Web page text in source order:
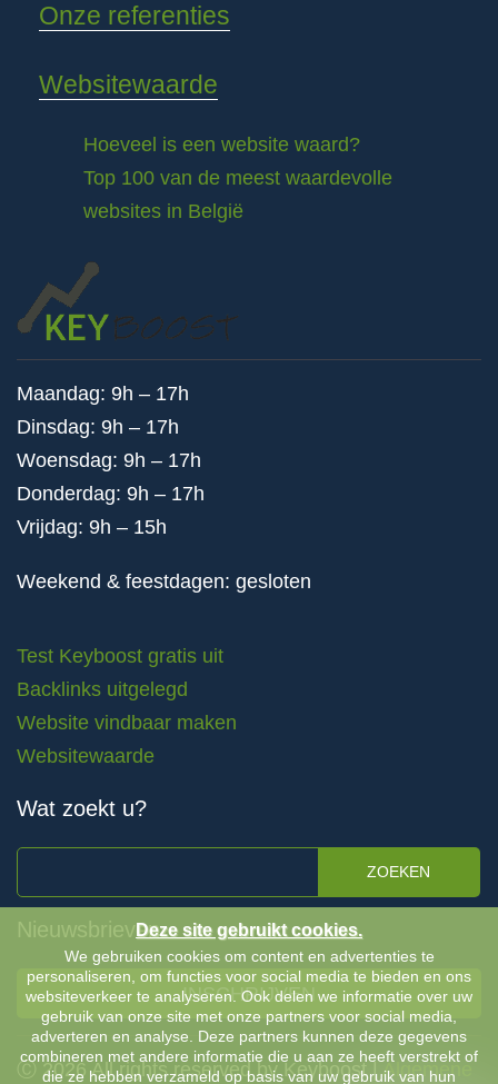
Onze referenties
Websitewaarde
Hoeveel is een website waard?
Top 100 van de meest waardevolle
websites in België
Maandag: 9h – 17h
Dinsdag: 9h – 17h
Woensdag: 9h – 17h
Donderdag: 9h – 17h
Vrijdag: 9h – 15h
Weekend & feestdagen: gesloten
Test Keyboost gratis uit
Backlinks uitgelegd
Website vindbaar maken
Websitewaarde
Wat zoekt u?
ZOEKEN
Nieuwsbrieven
INSCHRIJVEN
Ⓒ 2026 All rights reserved by Keyboost |Algemene
Deze site gebruikt cookies.
We gebruiken cookies om content en advertenties te
personaliseren, om functies voor social media te bieden en ons
websiteverkeer te analyseren. Ook delen we informatie over uw
gebruik van onze site met onze partners voor social media,
adverteren en analyse. Deze partners kunnen deze gegevens
combineren met andere informatie die u aan ze heeft verstrekt of
die ze hebben verzameld op basis van uw gebruik van hun